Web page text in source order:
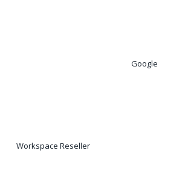
Google
Workspace Reseller